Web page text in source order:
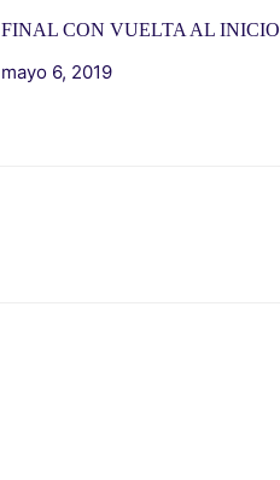
FINAL CON VUELTA AL INICIO
mayo 6, 2019